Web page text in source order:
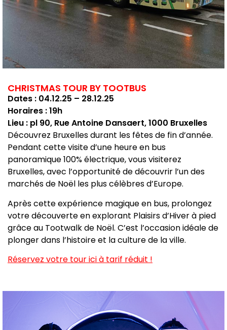
CHRISTMAS TOUR BY TOOTBUS
Dates : 04.12.25 – 28.12.25
Horaires : 19h
Lieu : pl 90, Rue Antoine Dansaert, 1000 Bruxelles
Découvrez Bruxelles durant les fêtes de fin d’année.
Pendant cette visite d’une heure en bus
panoramique 100% électrique, vous visiterez
Bruxelles, avec l’opportunité de découvrir l’un des
marchés de Noël les plus célèbres d’Europe.
Après cette expérience magique en bus, prolongez
votre découverte en explorant Plaisirs d’Hiver à pied
grâce au Tootwalk de Noël. C’est l’occasion idéale de
plonger dans l’histoire et la culture de la ville.
Réservez votre tour ici à tarif réduit !